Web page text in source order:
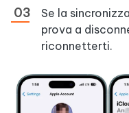
Se la
prova a
riconnetterti.